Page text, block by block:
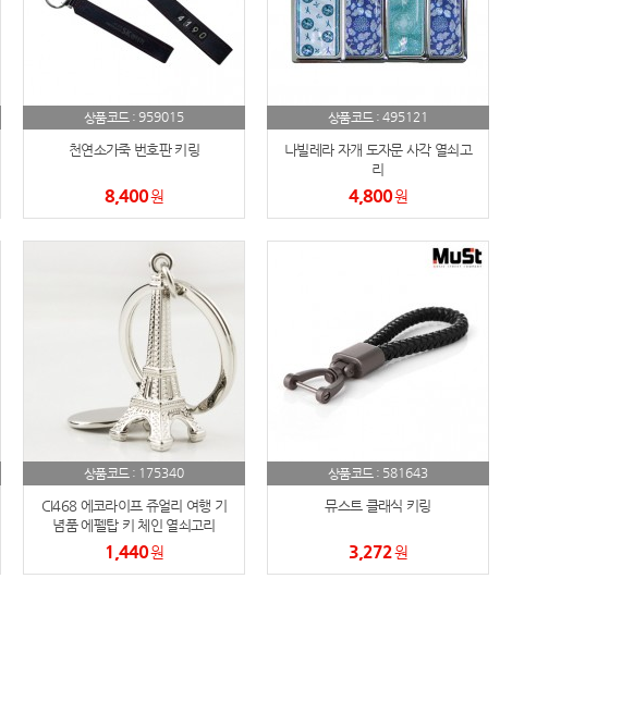
상품코드 : 959015
천연소가죽 번호판 키링
8,400원
상품코드 : 495121
나빌레라 자개 도자문 사각 열쇠고
리
4,800원
상품코드 : 175340
CI468 에코라이프 쥬얼리 여행 기
념품 에펠탑 키 체인 열쇠고리
1,440원
상품코드 : 581643
뮤스트 클래식 키링
3,272원